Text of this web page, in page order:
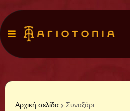
Αρχική σελίδα Συναξάρι